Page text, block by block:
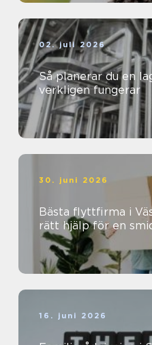
02. juli 2026
Så planerar du en
verkligen fungerar
30. juni 2026
Bästa flyttfirma i
rätt hjälp för en
16. juni 2026